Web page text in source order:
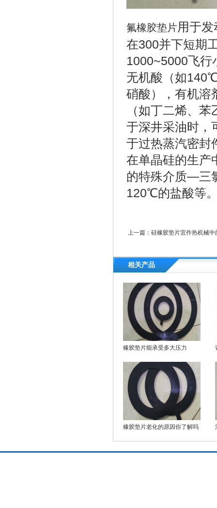
氟橡胶垫片用于
在300并下短期
1000~5000飞行
无机酸（如
硝酸），有机溶
（如丁二烯、
于深井采油时，
于过热蒸汽密封
在单晶硅的生产
的特殊介质—三
120℃的盐酸等
上一篇： 硅橡胶垫片宜作热机械中
相关产品
橡胶垫片能承受多大压力
橡胶垫片老化的原因你了解吗